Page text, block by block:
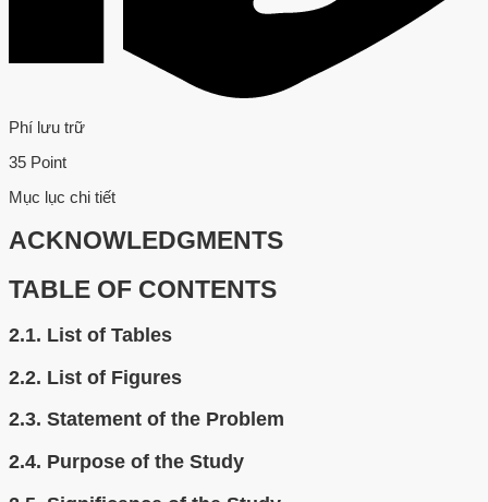
Phí lưu trữ
35 Point
Mục lục chi tiết
ACKNOWLEDGMENTS
TABLE OF CONTENTS
2.1. List of Tables
2.2. List of Figures
2.3. Statement of the Problem
2.4. Purpose of the Study